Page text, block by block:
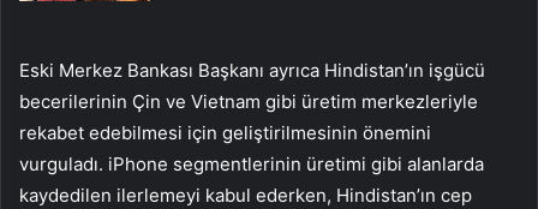
Eski Merkez Bankası Başkanı ayrıca Hindistan’ın işgücü
becerilerinin Çin ve Vietnam gibi üretim merkezleriyle
rekabet edebilmesi için geliştirilmesinin önemini
vurguladı. iPhone segmentlerinin üretimi gibi alanlarda
kaydedilen ilerlemeyi kabul ederken, Hindistan’ın cep